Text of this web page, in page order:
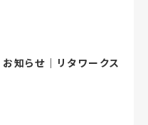
知らせ｜リタワークス